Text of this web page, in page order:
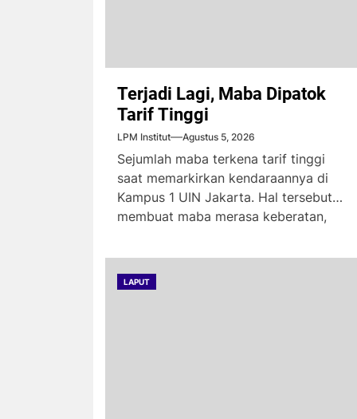
Terjadi Lagi, Maba Dipatok
Tarif Tinggi
LPM Institut Agustus 5, 2026
Sejumlah maba terkena tarif tinggi
saat memarkirkan kendaraannya di
Kampus 1 UIN Jakarta. Hal tersebut
membuat maba merasa keberatan,
LAPUT